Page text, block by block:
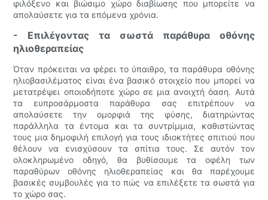
φιλόξενο και βιώσιμο χώρο διαβίωσης που μπορείτε να
απολαύσετε για τα επόμενα χρόνια.
- Επιλέγοντας τα σωστά παράθυρα οθόνης
ηλιοθεραπείας
Όταν πρόκειται να φέρει το ύπαιθρο, τα παράθυρα οθόνης
ηλιοβασιλέματος είναι ένα βασικό στοιχείο που μπορεί να
μετατρέψει οποιοδήποτε χώρο σε μια ανοιχτή όαση. Αυτά
τα ευπροσάρμοστα παράθυρα σας επιτρέπουν να
απολαύσετε την ομορφιά της φύσης, διατηρώντας
παράλληλα τα έντομα και τα συντρίμμια, καθιστώντας
τους μια δημοφιλή επιλογή για τους ιδιοκτήτες σπιτιού που
θέλουν να ενισχύσουν τα σπίτια τους. Σε αυτόν τον
ολοκληρωμένο οδηγό, θα βυθίσουμε τα οφέλη των
παραθύρων οθόνης ηλιοθεραπείας και θα παρέχουμε
βασικές συμβουλές για το πώς να επιλέξετε τα σωστά για
το χώρο σας.